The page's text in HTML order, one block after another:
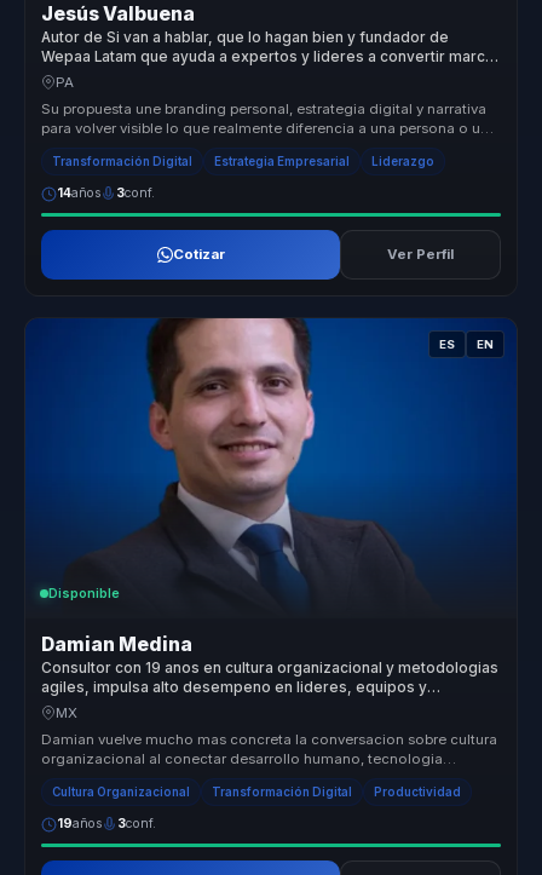
Jesús Valbuena
Autor de Si van a hablar, que lo hagan bien y fundador de
Wepaa Latam que ayuda a expertos y lideres a convertir marca
personal en posicionamiento y ventas.
PA
Su propuesta une branding personal, estrategia digital y narrativa
para volver visible lo que realmente diferencia a una persona o una
ma...
Transformación Digital Estrategia Empresarial Liderazgo
14años 3conf.
Cotizar Ver Perfil
ES EN
Disponible
Damian Medina
Consultor con 19 anos en cultura organizacional y metodologias
agiles, impulsa alto desempeno en lideres, equipos y
empresas.
MX
Damian vuelve mucho mas concreta la conversacion sobre cultura
organizacional al conectar desarrollo humano, tecnologia
aplicada y alto d...
Cultura Organizacional Transformación Digital Productividad
19años 3conf.